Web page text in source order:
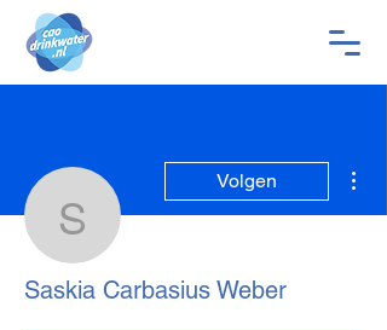
Saskia
Volgen
Saskia Carbasius Weber